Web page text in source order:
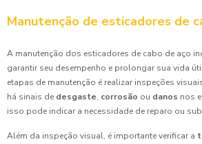
Manutenção de esticadores de
A manutenção dos esticadores de cabo de aço
garantir seu desempenho e prolongar sua vida
etapas de manutenção é realizar inspeções
há sinais de desgaste, corrosão ou danos nos
isso pode indicar a necessidade de reparo ou
Além da inspeção visual, é importante verificar a